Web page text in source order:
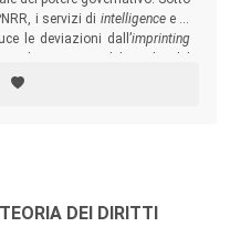
i servizi di intelligencee la
le deviazioni dall’imprinting
della Presidenza.
DEI DIRITTI